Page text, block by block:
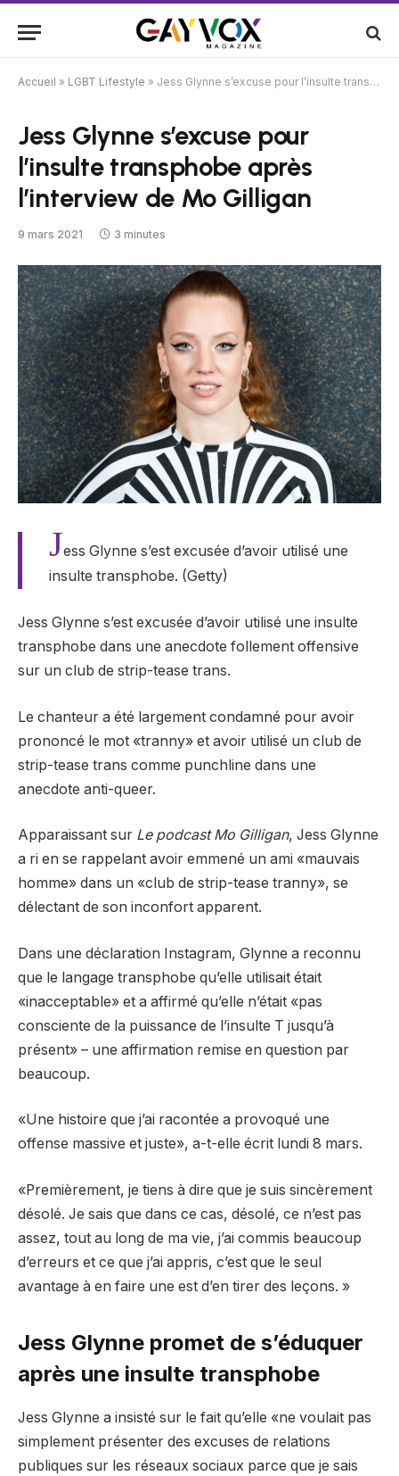
Accueil » LGBT Lifestyle » Jess Glynne s’excuse pour l’insulte transphobe après l’interview de Mo Gilligan
Jess Glynne s’excuse pour
l’insulte transphobe après
l’interview de Mo Gilligan
9 mars 2021 3 minutes
Jess Glynne s’est excusée d’avoir utilisé une
insulte transphobe. (Getty)
Jess Glynne s’est excusée d’avoir utilisé une insulte
transphobe dans une anecdote follement offensive
sur un club de strip-tease trans.
Le chanteur a été largement condamné pour avoir
prononcé le mot «tranny» et avoir utilisé un club de
strip-tease trans comme punchline dans une
anecdote anti-queer.
Apparaissant sur Le podcast Mo Gilligan, Jess Glynne
a ri en se rappelant avoir emmené un ami «mauvais
homme» dans un «club de strip-tease tranny», se
délectant de son inconfort apparent.
Dans une déclaration Instagram, Glynne a reconnu
que le langage transphobe qu’elle utilisait était
«inacceptable» et a affirmé qu’elle n’était «pas
consciente de la puissance de l’insulte T jusqu’à
présent» – une affirmation remise en question par
beaucoup.
«Une histoire que j’ai racontée a provoqué une
offense massive et juste», a-t-elle écrit lundi 8 mars.
«Premièrement, je tiens à dire que je suis sincèrement
désolé. Je sais que dans ce cas, désolé, ce n’est pas
assez, tout au long de ma vie, j’ai commis beaucoup
d’erreurs et ce que j’ai appris, c’est que le seul
avantage à en faire une est d’en tirer des leçons. »
Jess Glynne promet de s’éduquer
après une insulte transphobe
Jess Glynne a insisté sur le fait qu’elle «ne voulait pas
simplement présenter des excuses de relations
publiques sur les réseaux sociaux parce que je sais